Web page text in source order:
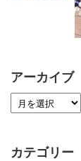
アーカイブ
カテゴリー